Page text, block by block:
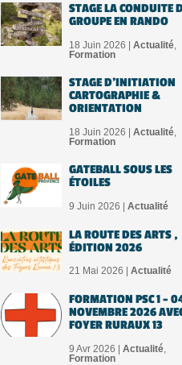
STAGE LA CONDUITE
GROUPE EN RANDO
18 Juin 2026 | Actualité,
Formation
STAGE D’INITIATION
CARTOGRAPHIE &
ORIENTATION
18 Juin 2026 | Actualité,
Formation
GATEBALL SOUS LES
ÉTOILES
9 Juin 2026 | Actualité
LA ROUTE DES ARTS ,
ÉDITION 2026
21 Mai 2026 | Actualité
FORMATION PSC 1 –
NOVEMBRE 2026
FOYER RURAUX 13
9 Avr 2026 | Actualité,
Formation